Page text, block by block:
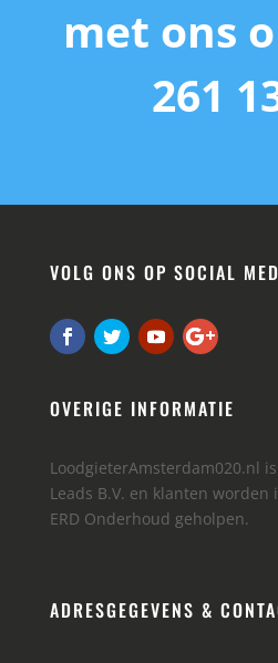
met ons
261
VOLG ONS OP SOCIAL
OVERIGE INFORMATIE
LoodgieterAmsterdam020.nl
Leads B.V. en klanten
ERD Onderhoud geholpen.
ADRESGEGEVENS &